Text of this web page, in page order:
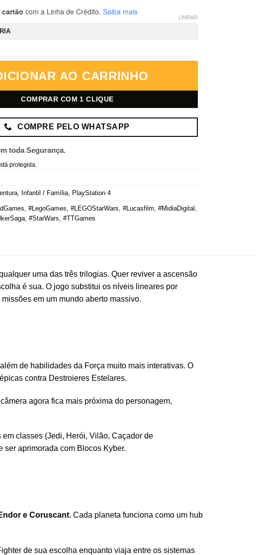
cartão com a Linha de Crédito. Saiba mais
LIMPAR
Skywalker – PlayStation 4 – Mídia Digital quantidade
AO CARRINHO
COMPRAR COM 1 CLIQUE
COMPRE PELO WHATSAPP
toda Segurança.
protegida.
Infantil / Família PlayStation 4
#LegoGames #LEGOStarWars #Lucasfilm #MidiaDigital
#StarWars #TTGames
uma das três trilogias. Quer reviver a ascensão
é sua. O jogo substitui os níveis lineares por
em um mundo aberto massivo.
de habilidades da Força muito mais interativas. O
contra Destroieres Estelares.
agora fica mais próxima do personagem,
classes (Jedi, Herói, Vilão, Caçador de
ser aprimorada com Blocos Kyber.
e Coruscant. Cada planeta funciona como um hub
de sua escolha enquanto viaja entre os sistemas